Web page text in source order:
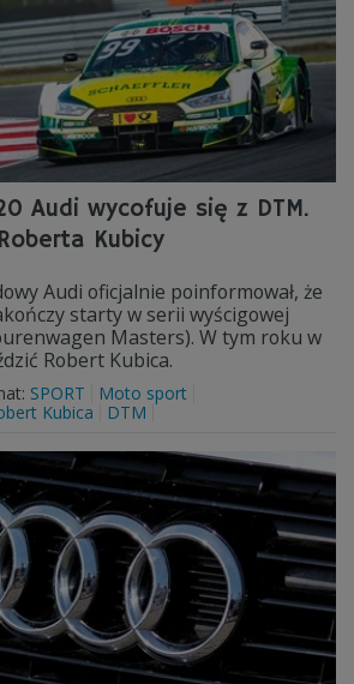
Audi wycofuje się z DTM.
Kubicy
Audi oficjalnie poinformował, że
starty w serii wyścigowej
Masters). W tym roku w
Robert Kubica.
SPORT
Moto sport
Kubica DTM